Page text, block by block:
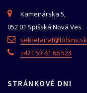
Kamenárska 5,
052 01 Spišská Nová Ves
sekretariat@bdsnv.sk
+421 53 41 66 524
STRÁNKOVÉ DNI